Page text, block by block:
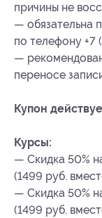
причины не
— обязательна
по телефону +7
—
переносе
Купон
Курсы:
— Скидка 50%
(1499 руб.
— Скидка 50%
(1499 руб.